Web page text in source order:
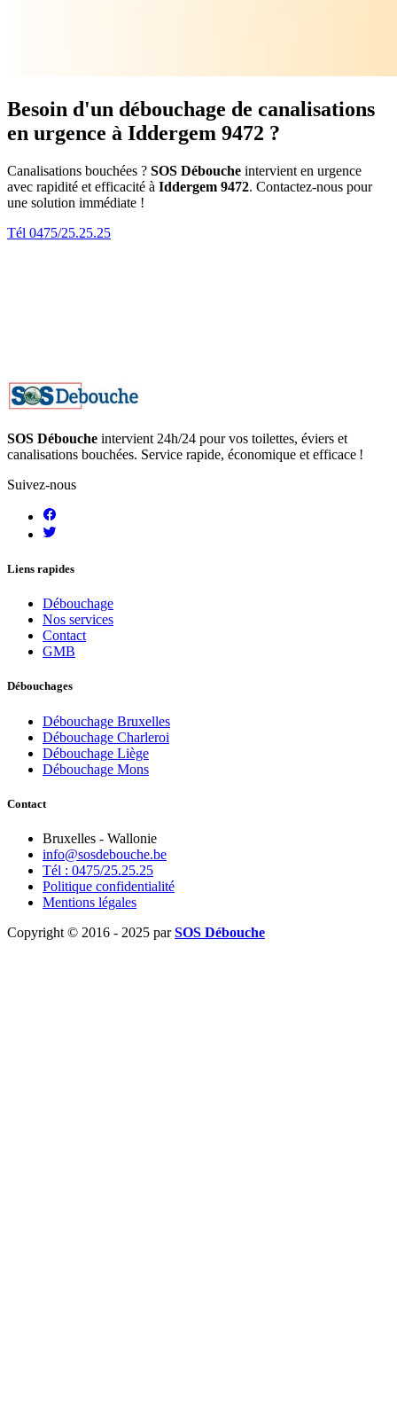
Besoin d'un débouchage de canalisations
en urgence à Iddergem 9472 ?
Canalisations bouchées ? SOS Débouche intervient en urgence
avec rapidité et efficacité à Iddergem 9472. Contactez-nous pour
une solution immédiate !
Tél 0475/25.25.25
SOS Débouche intervient 24h/24 pour vos toilettes, éviers et
canalisations bouchées. Service rapide, économique et efficace !
Suivez-nous
Liens rapides
Débouchage
Nos services
Contact
GMB
Débouchages
Débouchage Bruxelles
Débouchage Charleroi
Débouchage Liège
Débouchage Mons
Contact
Bruxelles - Wallonie
info@sosdebouche.be
Tél : 0475/25.25.25
Politique confidentialité
Mentions légales
Copyright © 2016 - 2025 parSOS Débouche